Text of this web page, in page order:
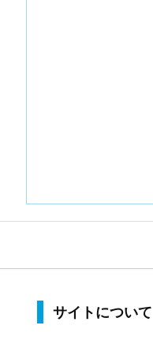
サイトについて